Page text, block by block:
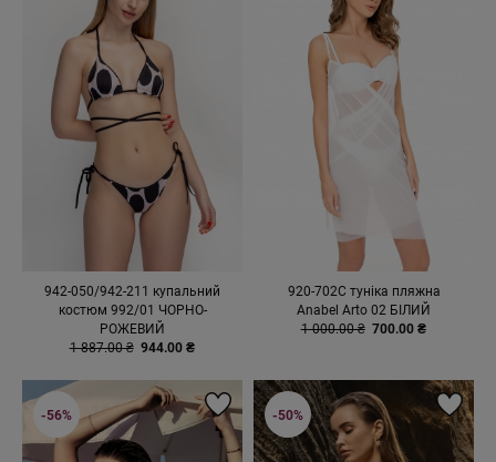
942-050/942-211 купальний
костюм 992/01 ЧОРНО-
РОЖЕВИЙ
1 887.00 ₴ 944.00 ₴
920-702C туніка пляжна
Anabel Arto 02 БІЛИЙ
1 000.00 ₴ 700.00 ₴
-56% -50%